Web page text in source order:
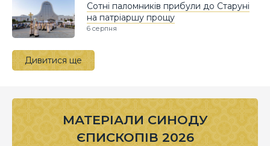
Сотні паломників прибули до Старуні
на патріаршу прощу
6 серпня
Дивитися ще
МАТЕРІАЛИ СИНОДУ
ЄПИСКОПІВ 2026